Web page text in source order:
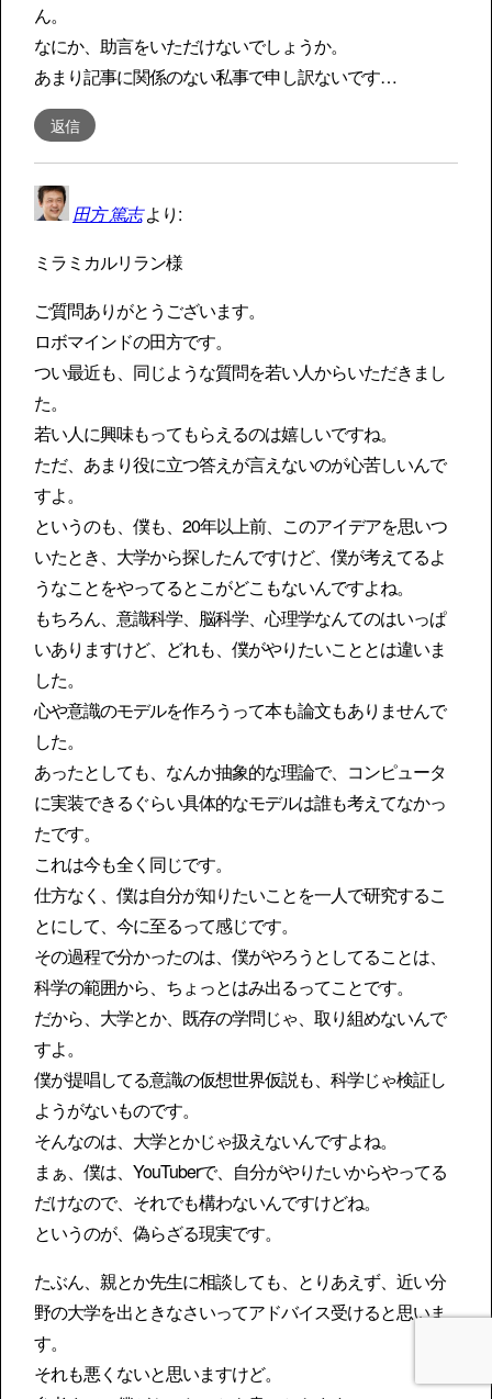
ん。
なにか、助言をいただけないでしょうか。
あまり記事に関係のない私事で申し訳ないです…
返信
田方 篤志 より:
ミラミカルリラン様
ご質問ありがとうございます。
ロボマインドの田方です。
つい最近も、同じような質問を若い人からいただきまし
た。
若い人に興味もってもらえるのは嬉しいですね。
ただ、あまり役に立つ答えが言えないのが心苦しいんで
すよ。
というのも、僕も、20年以上前、このアイデアを思いつ
いたとき、大学から探したんですけど、僕が考えてるよ
うなことをやってるとこがどこもないんですよね。
もちろん、意識科学、脳科学、心理学なんてのはいっぱ
いありますけど、どれも、僕がやりたいこととは違いま
した。
心や意識のモデルを作ろうって本も論文もありませんで
した。
あったとしても、なんか抽象的な理論で、コンピュータ
に実装できるぐらい具体的なモデルは誰も考えてなかっ
たです。
これは今も全く同じです。
仕方なく、僕は自分が知りたいことを一人で研究するこ
とにして、今に至るって感じです。
その過程で分かったのは、僕がやろうとしてることは、
科学の範囲から、ちょっとはみ出るってことです。
だから、大学とか、既存の学問じゃ、取り組めないんで
すよ。
僕が提唱してる意識の仮想世界仮説も、科学じゃ検証し
ようがないものです。
そんなのは、大学とかじゃ扱えないんですよね。
まぁ、僕は、YouTuberで、自分がやりたいからやってる
だけなので、それでも構わないんですけどね。
というのが、偽らざる現実です。
たぶん、親とか先生に相談しても、とりあえず、近い分
野の大学を出ときなさいってアドバイス受けると思いま
す。
それも悪くないと思いますけど。